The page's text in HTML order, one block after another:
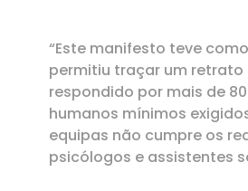
“Este manifesto teve
permitiu traçar um retrato
respondido por mais de
humanos mínimos
equipas não cumpre os
psicólogos e assistentes